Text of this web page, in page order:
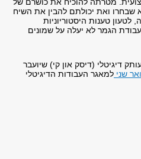
שבחרו ואת יכולתם להבין את השיח
טענות היסטוריוניות
הגמר לא יעלה על שמונים
דיגיטלי (דיסק און קי) שיועבר
שני למאגר העבודות הדיגיטלי